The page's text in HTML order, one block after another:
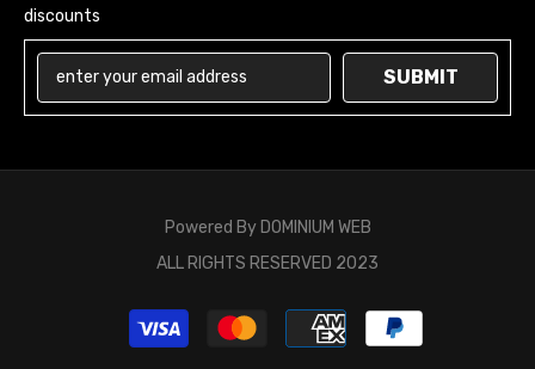
discounts
SUBMIT
Powered By DOMINIUM WEB
ALL RIGHTS RESERVED 2023
Moyens